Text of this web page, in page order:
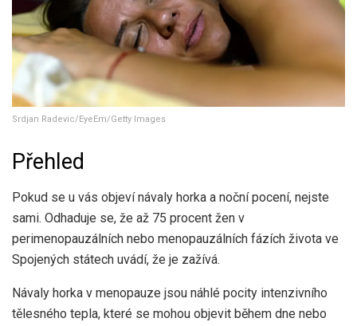
Srdjan Radevic/EyeEm/Getty Images
Přehled
Pokud se u vás objeví návaly horka a noční pocení, nejste
sami. Odhaduje se, že až 75 procent žen v
perimenopauzálních nebo menopauzálních fázích života ve
Spojených státech uvádí, že je zažívá.
Návaly horka v menopauze jsou náhlé pocity intenzivního
tělesného tepla, které se mohou objevit během dne nebo